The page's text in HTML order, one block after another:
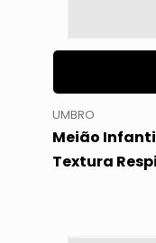
UMBRO
Meião
Textura